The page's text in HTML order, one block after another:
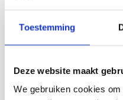
Toestemming
Deze website maakt
We gebruiken cookies
Natuurkunde
Omgangskunde